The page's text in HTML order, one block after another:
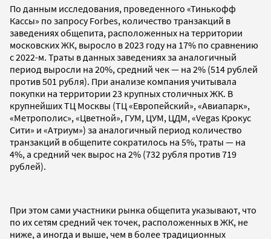
По данным исследования, проведенного «Тинькофф
Кассы» по запросу Forbes, количество транзакций в
заведениях общепита, расположенных на территории
московских ЖК, выросло в 2023 году на 17% по сравнению
с 2022-м. Траты в данных заведениях за аналогичный
период выросли на 20%, средний чек — на 2% (514 рублей
против 501 рубля). При анализе компания учитывала
покупки на территории 23 крупных столичных ЖК. В
крупнейших ТЦ Москвы (ТЦ «Европейский», «Авиапарк»,
«Метрополис», «Цветной», ГУМ, ЦУМ, ЦДМ, «Vegas Крокус
Сити» и «Атриум») за аналогичный период количество
транзакций в общепите сократилось на 5%, траты — на
4%, а средний чек вырос на 2% (732 рубля против 719
рублей).
При этом сами участники рынка общепита указывают, что
по их сетям средний чек точек, расположенных в ЖК, не
ниже, а иногда и выше, чем в более традиционных